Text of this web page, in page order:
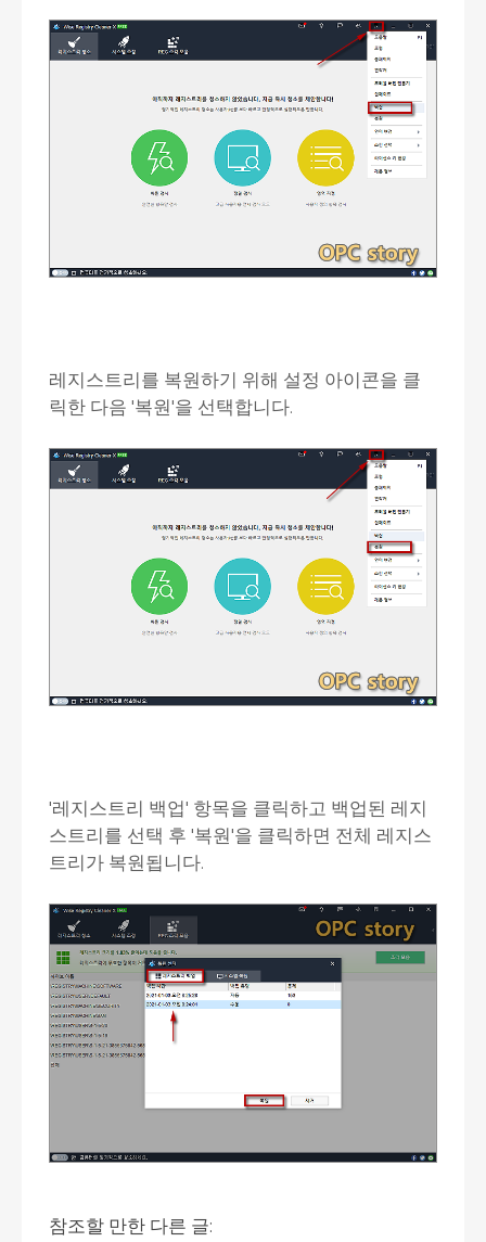
레지스트리를 복원하기 위해 설정 아이콘을 클
릭한 다음 '복원'을 선택합니다.
'레지스트리 백업' 항목을 클릭하고 백업된 레지
스트리를 선택 후 '복원'을 클릭하면 전체 레지스
트리가 복원됩니다.
참조할 만한 다른 글: